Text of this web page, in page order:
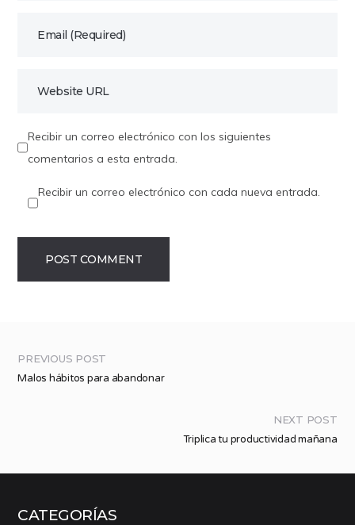
Recibir un correo electrónico con los siguientes
comentarios a esta entrada.
Recibir un correo electrónico con cada nueva entrada.
PREVIOUS POST
Malos hábitos para abandonar
NEXT POST
Triplica tu productividad mañana
CATEGORÍAS